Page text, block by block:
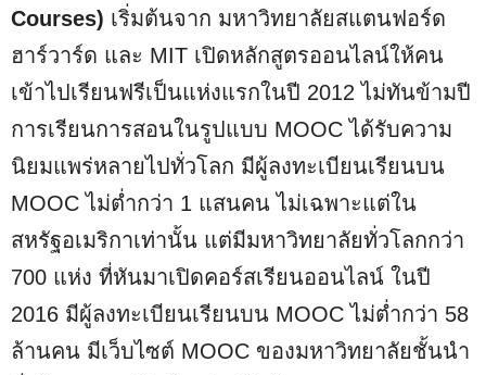
Courses) เริ่มต้นจาก มหาวิทยาลัยสแตนฟอร์ด
ฮาร์วาร์ด และ MIT เปิดหลักสูตรออนไลน์ให้คน
เข้าไปเรียนฟรีเป็นแห่งแรกในปี 2012 ไม่ทันข้ามปี
การเรียนการสอนในรูปแบบ MOOC ได้รับความ
นิยมแพร่หลายไปทั่วโลก มีผู้ลงทะเบียนเรียนบน
MOOC ไม่ต่ำกว่า 1 แสนคน ไม่เฉพาะแต่ใน
สหรัฐอเมริกาเท่านั้น แต่มีมหาวิทยาลัยทั่วโลกกว่า
700 แห่ง ที่หันมาเปิดคอร์สเรียนออนไลน์ ในปี
2016 มีผู้ลงทะเบียนเรียนบน MOOC ไม่ต่ำกว่า 58
ล้านคน มีเว็บไซต์ MOOC ของมหาวิทยาลัยชั้นนำ